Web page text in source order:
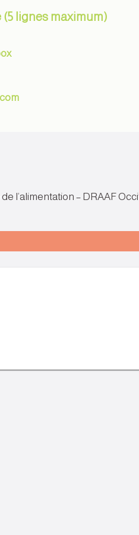
lignes maximum)
l’alimentation – DRAAF